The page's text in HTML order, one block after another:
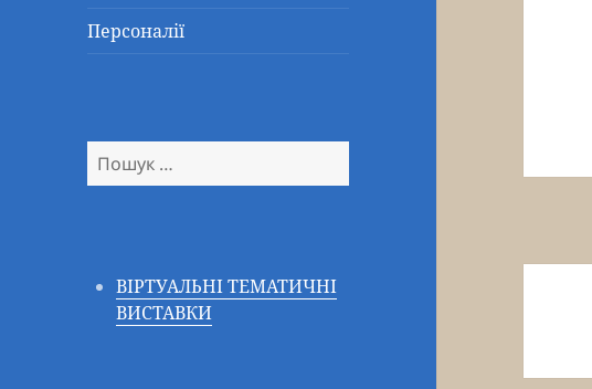
Персоналії
Пошук:
ВІРТУАЛЬНІ ТЕМАТИЧНІ
ВИСТАВКИ